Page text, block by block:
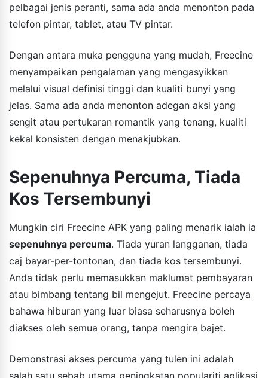
pelbagai jenis peranti, sama ada anda menonton pada
telefon pintar, tablet, atau TV pintar.
Dengan antara muka pengguna yang mudah, Freecine
menyampaikan pengalaman yang mengasyikkan
melalui visual definisi tinggi dan kualiti bunyi yang
jelas. Sama ada anda menonton adegan aksi yang
sengit atau pertukaran romantik yang tenang, kualiti
kekal konsisten dengan menakjubkan.
Sepenuhnya Percuma, Tiada
Kos Tersembunyi
Mungkin ciri Freecine APK yang paling menarik ialah ia
sepenuhnya percuma. Tiada yuran langganan, tiada
caj bayar-per-tontonan, dan tiada kos tersembunyi.
Anda tidak perlu memasukkan maklumat pembayaran
atau bimbang tentang bil mengejut. Freecine percaya
bahawa hiburan yang luar biasa seharusnya boleh
diakses oleh semua orang, tanpa mengira bajet.
Demonstrasi akses percuma yang tulen ini adalah
salah satu sebab utama peningkatan populariti aplikasi